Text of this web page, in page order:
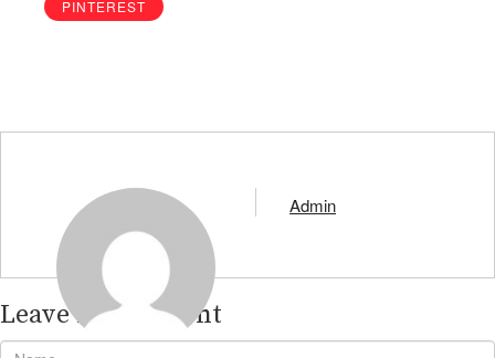
PINTEREST
Admin
Leave A Comment